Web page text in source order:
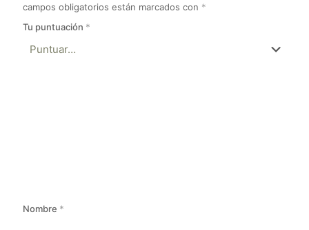
campos obligatorios están marcados con *
Tu puntuación *
Nombre *